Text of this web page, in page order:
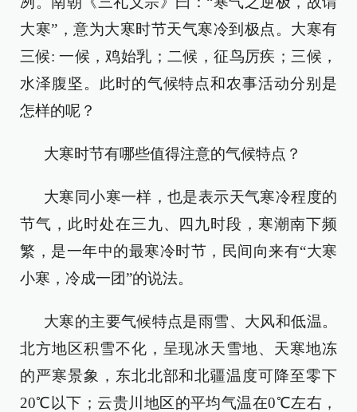
大寒”，意为大寒时节天气寒冷到极点。大寒有
三候: 一候，鸡始乳；二候，征鸟厉疾；三候，
水泽腹坚。此时的气候特点和农事活动分别是
怎样的呢？
大寒时节有哪些值得注意的气候特点？
大寒同小寒一样，也是表示天气寒冷程度的
节气，此时处在三九、四九时段，寒潮南下频
繁，是一年中的最寒冷时节，民间向来有“大寒
小寒，冷成一团”的说法。
大寒的主要气候特点是雨雪、大风和低温。
北方地区积雪不化，呈现冰天雪地、天寒地冻
的严寒景象，东北北部和北疆温度可降至零下
20℃以下；云贵川地区的平均气温在0℃左右，